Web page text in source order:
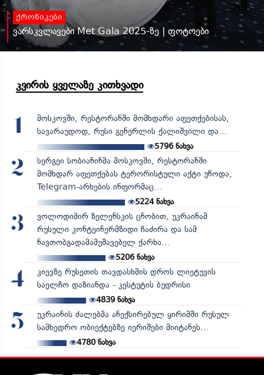
ქრონიკები
ვარსკვლავები Met Gala 2025-ზე | ფოტოები
კვირის ყველაზე კითხვადი
1
მოსკოვში, რესტორანში მომხდარი აფეთქებისას,
სავარაუდოდ, რუსი გენერლის ქალიშვილი და...
5796ნახვა
2
სერგეი სობიანინმა მოსკოვში, რესტორანში
მომხდარ აფეთქებას ტერორისტული აქტი უწოდა,
Telegram-არხების ინფორმაც...
5224ნახვა
3
ვოლოდიმირ ზელენსკის ცნობით, უკრაინამ
რუსული კონტეინერმზიდი ჩაძირა და სამ
ნავთობგადამამუშავებელ ქარხა...
5206ნახვა
4
კიევზე რუსეთის თავდასხმის დროს ლიეტუვის
საელჩო დაზიანდა - კესტუტის ბუდრისი
4839ნახვა
5
უკრაინის ძალებმა ანექსირებულ ყირიმში რუსულ
სამხედრო ობიექტებზე იერიშები მიიტანეს...
4780ნახვა